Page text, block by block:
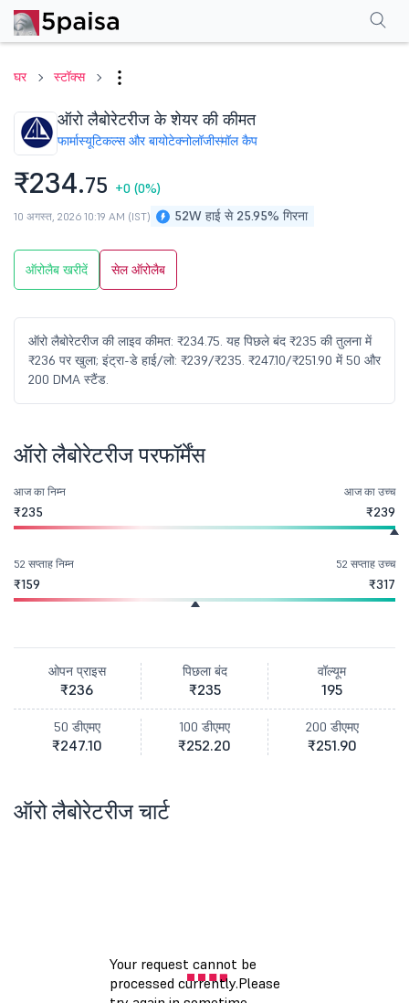
घर स्टॉक्स
ऑरो लैबोरेटरीज के शेयर की कीमत
फार्मास्यूटिकल्स और बायोटेक्नोलॉजीस्मॉल कैप
₹234.75 +0 (0%)
52W हाई से 25.95% गिरना
10 अगस्त, 2026 10:19 AM (IST)
ऑरोलैब खरीदें सेल ऑरोलैब
ऑरो लैबोरेटरीज की लाइव कीमत: ₹234.75. यह पिछले बंद ₹235 की तुलना में
₹236 पर खुला; इंट्रा-डे हाई/लो: ₹239/₹235. ₹247.10/₹251.90 में 50 और
200 DMA स्टैंड.
परफॉर्मेंसफाइनेंशियल्स सामान्य प्रश्न
ऑरो लैबोरेटरीज परफॉर्मेंस
आज का निम्न
₹235
आज का उच्च
₹239
52 सप्ताह निम्न
₹159
52 सप्ताह उच्च
₹317
ओपन प्राइस
₹236
पिछला बंद
₹235
वॉल्यूम
195
50 डीएमए
₹247.10
100 डीएमए
₹252.20
200 डीएमए
₹251.90
ऑरो लैबोरेटरीज चार्ट